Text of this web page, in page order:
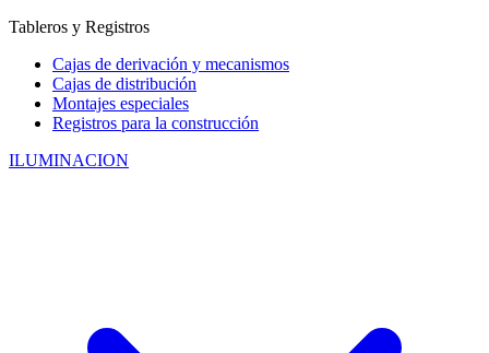
Tableros y Registros
Cajas de derivación y mecanismos
Cajas de distribución
Montajes especiales
Registros para la construcción
ILUMINACION